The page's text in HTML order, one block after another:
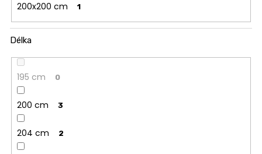
200x200 cm 1
Délka
195 cm 0
200 cm 3
204 cm 2